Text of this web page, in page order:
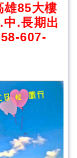
雄85大樓
.長期出
607-